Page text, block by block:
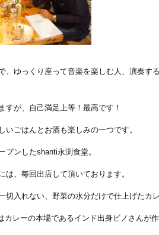
、ゆっくり座って音楽を楽しむ人、演奏
すが、自己満足上等！最高です！
いごはんとお酒も楽しみの一つです。
プンしたshanti永渕食堂。
は、毎回出店して頂いております。
切入れない、野菜の水分だけで仕上げたカレ
カレーの本場であるインド出身ビノさんが